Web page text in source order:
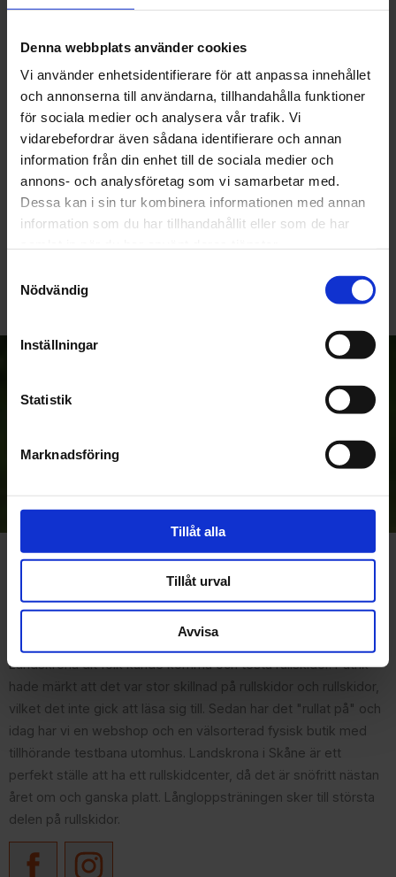
Denna webbplats använder cookies
Vi använder enhetsidentifierare för att anpassa innehållet
och annonserna till användarna, tillhandahålla funktioner
för sociala medier och analysera vår trafik. Vi
vidarebefordrar även sådana identifierare och annan
information från din enhet till de sociala medier och
annons- och analysföretag som vi samarbetar med.
Dessa kan i sin tur kombinera informationen med annan
information som du har tillhandahållit eller som de har
Nödvändig
Inställningar
Statistik
Marknadsföring
Tillåt alla
Tillåt urval
Avvisa
OMDÖMEN
Du
Bli den första att lämna ett omdöme.
Om Rullskidcenter
Patrik fastnade för rullskidåkning i samband med sin
Landskrona dit folk kunde komma och testa rullskidor. Patrik
hade märkt att det var stor skillnad på rullskidor och rullskidor,
vilket det inte gick att läsa sig till. Sedan har det "rullat på" och
idag har vi en webshop och en välsorterad fysisk butik med
tillhörande testbana utomhus. Landskrona i Skåne är ett
perfekt ställe att ha ett rullskidcenter, då det är snöfritt nästan
året om och ganska platt. Långloppsträningen sker till största
delen på rullskidor.